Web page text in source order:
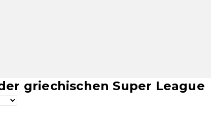
griechischen Super League